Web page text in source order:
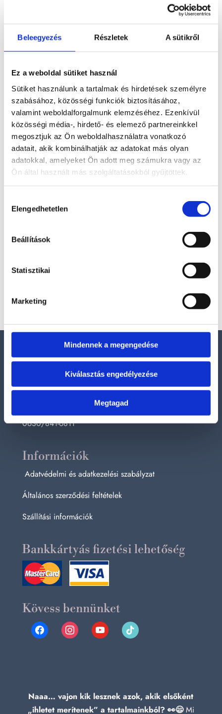
Beleegyezés Részletek A sütikről
Ez a weboldal sütiket használ
Sütiket használunk a tartalmak és hirdetések személyre
szabásához, közösségi funkciók biztosításához,
valamint weboldalforgalmunk elemzéséhez. Ezenkívül
közösségi média-, hirdető- és elemező partnereinkkel
megosztjuk az Ön weboldalhasználatra vonatkozó
adatait, akik kombinálhatják az adatokat más olyan
adatokkal, amelyeket Ön adott meg számukra vagy az
Ön által használt más szolgáltatásokból gyűjtöttek.
kiválasztása
Elengedhetetlen
Beállítások
Statisztikai
Marketing
Mindennek a megengedése
Kiválasztás engedélyezése
Megtagad
Egyszer volt, hol nem volt, egy különleges boltban –
aprócska dinoszaurusz. Ő nem volt olyan, mint a
csillogott! Mert Dini egy ásványdinoszaurusz volt,...
Lili és az ametiszt ásvány története
Egyszer volt, hol nem volt, volt egyszer egy kislány,
akit Lilinek hívtak. Lili nagyon szerette a színeket –
főleg a lilát! Volt is egy aprócska kincsesládikója,
amiben színes kavicsokat, üveggolyókat és
gyöngyöket tartott. Egy napon, mikor a napfény úgy
Mese a Kristályhegy kicsi lakóiról
völgyben magasodott egy különös hegy, amit úgy
borítva, hanem csupa-csupa csillogó kristállyal! Itt
éltek a kristálymanók, akik apró, fénylő lények voltak,
Elérhetőségek
szelenitspirit@gmail.com
0630/841-6811
Információk
Adatvédelmi és adatkezelési szabályzat
Általános szerződési feltételek
Szállítási információk
Bankkártyás fizetési lehetőség
Kövess bennünket
facebookinstagramyoutube tiktok
Naaa… vajon kik lesznek azok, akik elsőként
„ihletet merítenek” a tartalmainkból? 👀😄Mi